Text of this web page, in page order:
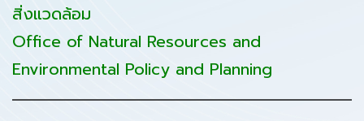
สิ่งแวดล้อม
Office of Natural Resources and
Environmental Policy and Planning